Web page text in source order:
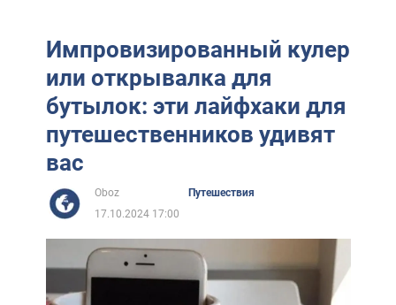
Импровизированный кулер
или открывалка для
бутылок: эти лайфхаки для
путешественников удивят
вас
Oboz
Путешествия
17.10.2024 17:00